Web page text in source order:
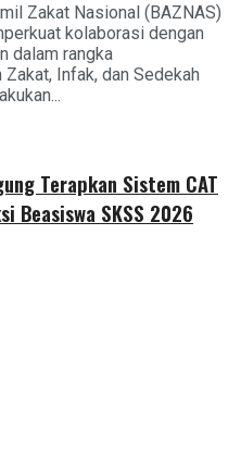
Zakat Nasional (BAZNAS)
kolaborasi dengan
dalam rangka
Infak, dan Sedekah
Terapkan Sistem CAT
Beasiswa SKSS 2026